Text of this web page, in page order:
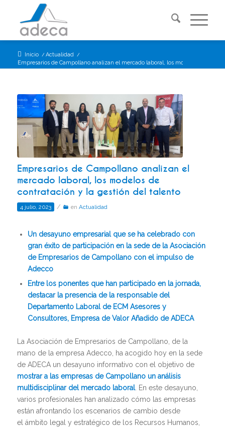
Inicio / Actualidad /
Empresarios de Campollano analizan el mercado laboral, los modelos de
Empresarios de Campollano analizan el
mercado laboral, los modelos de
contratación y la gestión del talento
4 julio, 2023 / en Actualidad
Un desayuno empresarial que se ha celebrado con
gran éxito de participación en la sede de la Asociación
de Empresarios de Campollano con el impulso de
Adecco
Entre los ponentes que han participado en la jornada,
destacar la presencia de la responsable del
Departamento Laboral de ECM Asesores y
Consultores, Empresa de Valor Añadido de ADECA
La Asociación de Empresarios de Campollano, de la
mano de la empresa Adecco, ha acogido hoy en la sede
de ADECA un desayuno informativo con el objetivo de
mostrar a las empresas de Campollano un análisis
multidisciplinar del mercado laboral. En este desayuno,
varios profesionales han analizado cómo las empresas
están afrontando los escenarios de cambio desde
el ámbito legal y estratégico de los Recursos Humanos,